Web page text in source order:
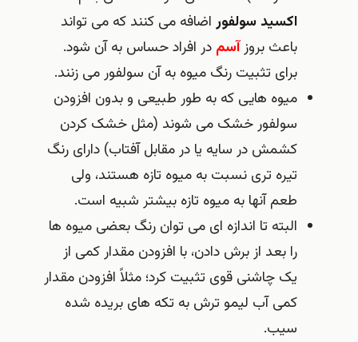
اکسید سولفور اضافه می کنند که می تواند
باعث بروزآسم در افراد حساس به آن شود.
برای تثبیت رنگ میوه به آن سولفور می زنند.
میوه هایی که به طور طبیعی و بدون افزودن
سولفور خشک می شوند (مثل خشک کردن
کشمش در سایه یا در مقابل آفتاب) دارای رنگ
تیره تری نسبت به میوه تازه هستند، ولی
طعم آنها به میوه تازه بیشتر شبیه است.
البته تا اندازه ای می توان رنگ بعضی میوه ها
را بعد از برش دادن، با افزودن مقدار کمی از
یک چاشنی قوی تثبیت کرد؛ مثلاً افزودن مقدار
کمی آب لیمو ترش به تکه های بریده شده
سیب.